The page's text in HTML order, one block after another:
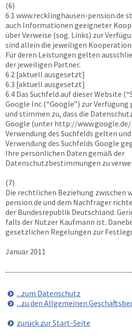
(6)
6.1 www.recklinghausen-pension.de
auch Informationen geeigneter
über Verweise (sog. Links) zur
sind allein die jeweiligen
Für deren Leistungen gelten
der jeweiligen Partner.
6.2 [aktuell ausgesetzt]
6.3 [aktuell ausgesetzt]
6.4 Das Suchfeld auf dieser Website
Google Inc (“Google”) zur
und stimmen zu, dass die
Google (unter http://
Verwendung des Suchfelds gelten und
Verwendung des Suchfelds Google
Ihre persönlichen Daten gemäß der
Datenschutzbestimmungen zu
(7)
Die rechtlichen Beziehung zwischen
pension.de und dem Nachfrager
der Bundesrepublik Deutschland.
falls der Nutzer Kaufmann ist.
gesetzlichen Regelungen zur
Januar 2011
...zum Datenschutz
...zu den Allgemeinen
zurück zur Start-Seite